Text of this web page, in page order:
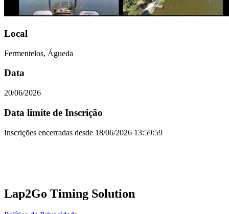
Local
Fermentelos, Águeda
Data
20/06/2026
Data limite de Inscrição
Inscrições encerradas desde 18/06/2026 13:59:59
Lap2Go Timing Solution